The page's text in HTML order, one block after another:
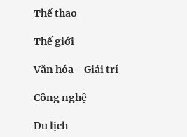
Thể thao
Thế giới
Văn hóa - Giải trí
Công nghệ
Du lịch